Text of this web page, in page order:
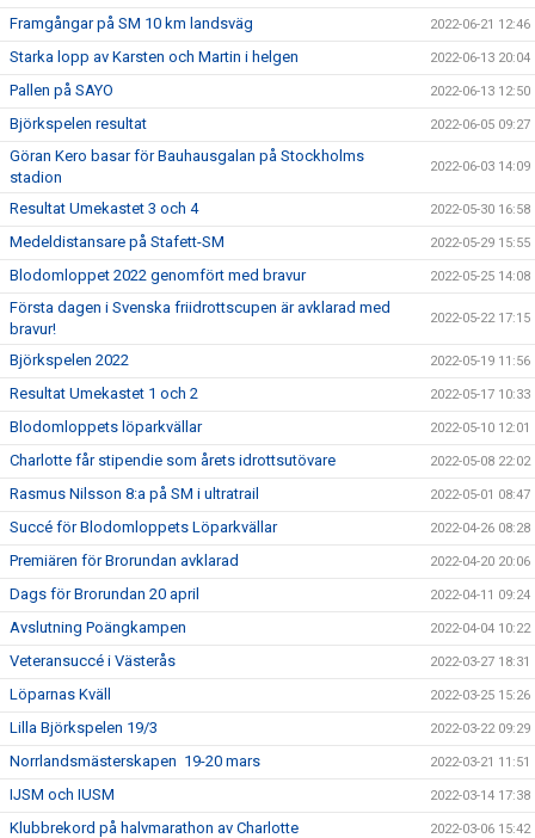
Framgångar på SM 10 km landsväg 2022-06-21 12:46
Starka lopp av Karsten och Martin i helgen 2022-06-13 20:04
Pallen på SAYO 2022-06-13 12:50
Björkspelen resultat 2022-06-05 09:27
Göran Kero basar för Bauhausgalan på Stockholms
stadion
2022-06-03 14:09
Resultat Umekastet 3 och 4 2022-05-30 16:58
Medeldistansare på Stafett-SM 2022-05-29 15:55
Blodomloppet 2022 genomfört med bravur 2022-05-25 14:08
Första dagen i Svenska friidrottscupen är avklarad med
bravur!
2022-05-22 17:15
Björkspelen 2022 2022-05-19 11:56
Resultat Umekastet 1 och 2 2022-05-17 10:33
Blodomloppets löparkvällar 2022-05-10 12:01
Charlotte får stipendie som årets idrottsutövare 2022-05-08 22:02
Rasmus Nilsson 8:a på SM i ultratrail 2022-05-01 08:47
Succé för Blodomloppets Löparkvällar 2022-04-26 08:28
Premiären för Brorundan avklarad 2022-04-20 20:06
Dags för Brorundan 20 april 2022-04-11 09:24
Avslutning Poängkampen 2022-04-04 10:22
Veteransuccé i Västerås 2022-03-27 18:31
Löparnas Kväll 2022-03-25 15:26
Lilla Björkspelen 19/3 2022-03-22 09:29
Norrlandsmästerskapen 19-20 mars 2022-03-21 11:51
IJSM och IUSM 2022-03-14 17:38
Klubbrekord på halvmarathon av Charlotte 2022-03-06 15:42